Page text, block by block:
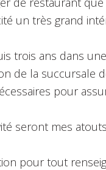
un très grand
trois ans dans
de la succursale
pour
seront mes
pour tout